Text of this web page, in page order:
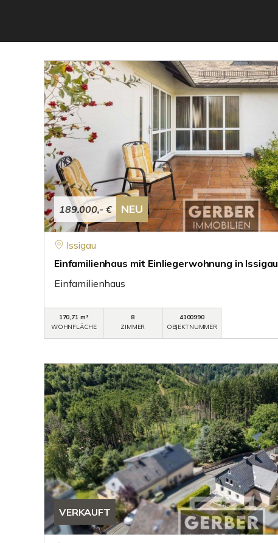
189.000,- € NEU
Issigau
Einfamilienhaus mit Einliegerwohnung in Issigau
Einfamilienhaus
170,71 m²
WOHNFLÄCHE
8
ZIMMER
4100990
OBJEKTNUMMER
VERKAUFT